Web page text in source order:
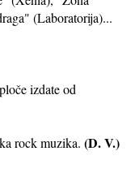
(Laboratorija)...
izdate od
rock muzika. (D. V.)